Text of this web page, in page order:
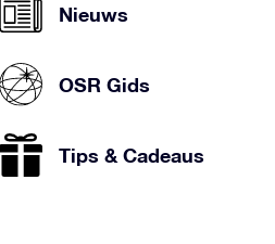
Nieuws
OSR Gids
Tips & Cadeaus